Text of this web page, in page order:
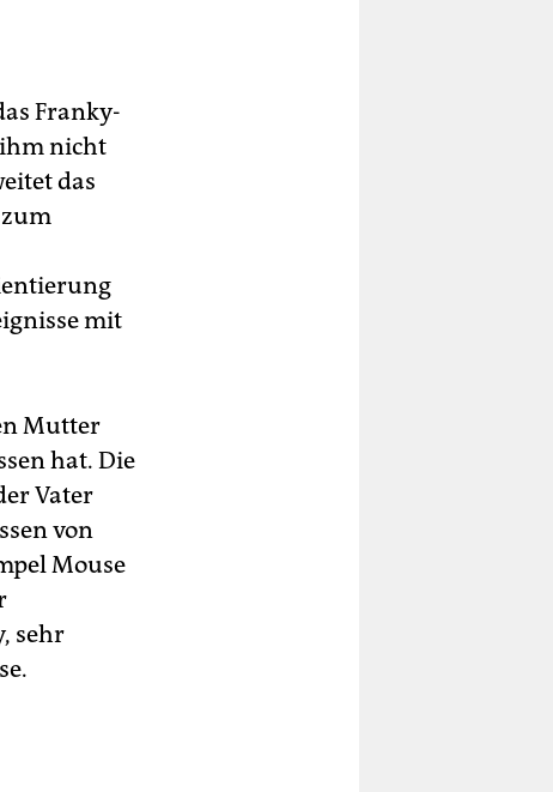
Franky-
ihm nicht
das
mit
Mutter
hat. Die
Vater
von
Mouse
sehr